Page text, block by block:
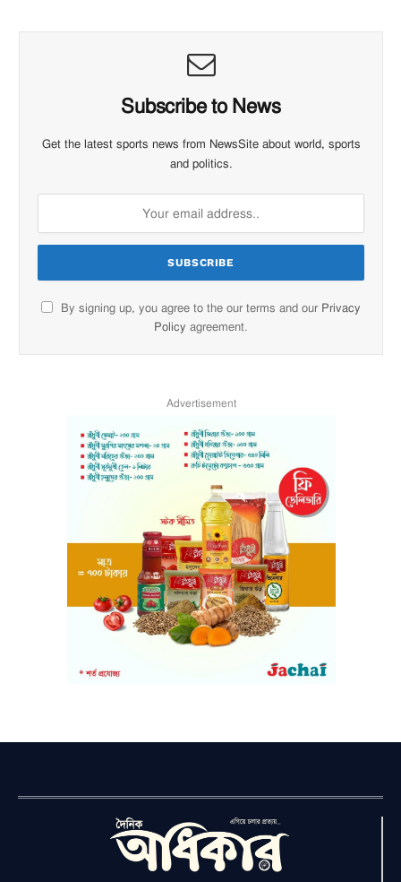
Subscribe to News
Get the latest sports news from NewsSite about world, sports
and politics.
By signing up, you agree to the our terms and our Privacy
Policy agreement.
Advertisement